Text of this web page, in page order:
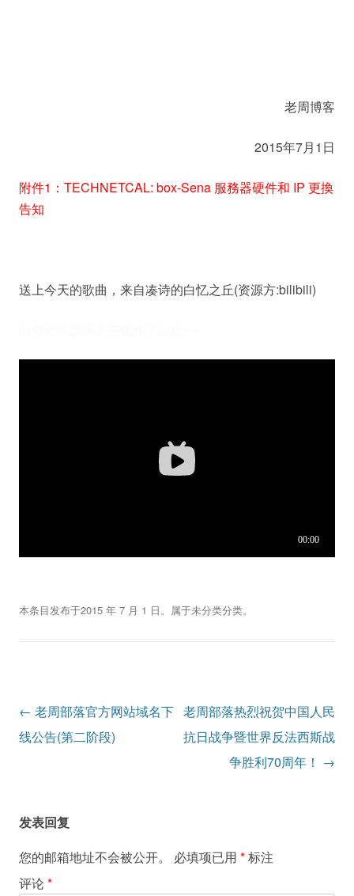
老周博客
2015年7月1日
附件1：TECHNETCAL: box-Sena 服務器硬件和 IP 更換
告知
送上今天的歌曲，来自凑诗的白忆之丘(资源方:bilibili)
本条目发布于2015 年 7 月 1 日。属于未分类分类。
文
章
← 老周部落官方网站域名下
线公告(第二阶段)
老周部落热烈祝贺中国人民
抗日战争暨世界反法西斯战
争胜利70周年！ →
发表回复
您的邮箱地址不会被公开。
必填项已用 *标注
评论*